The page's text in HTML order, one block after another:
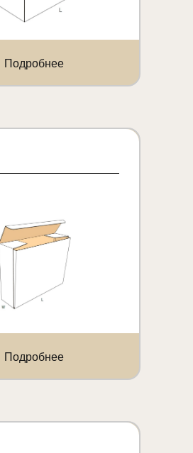
Подробнее
Подробнее